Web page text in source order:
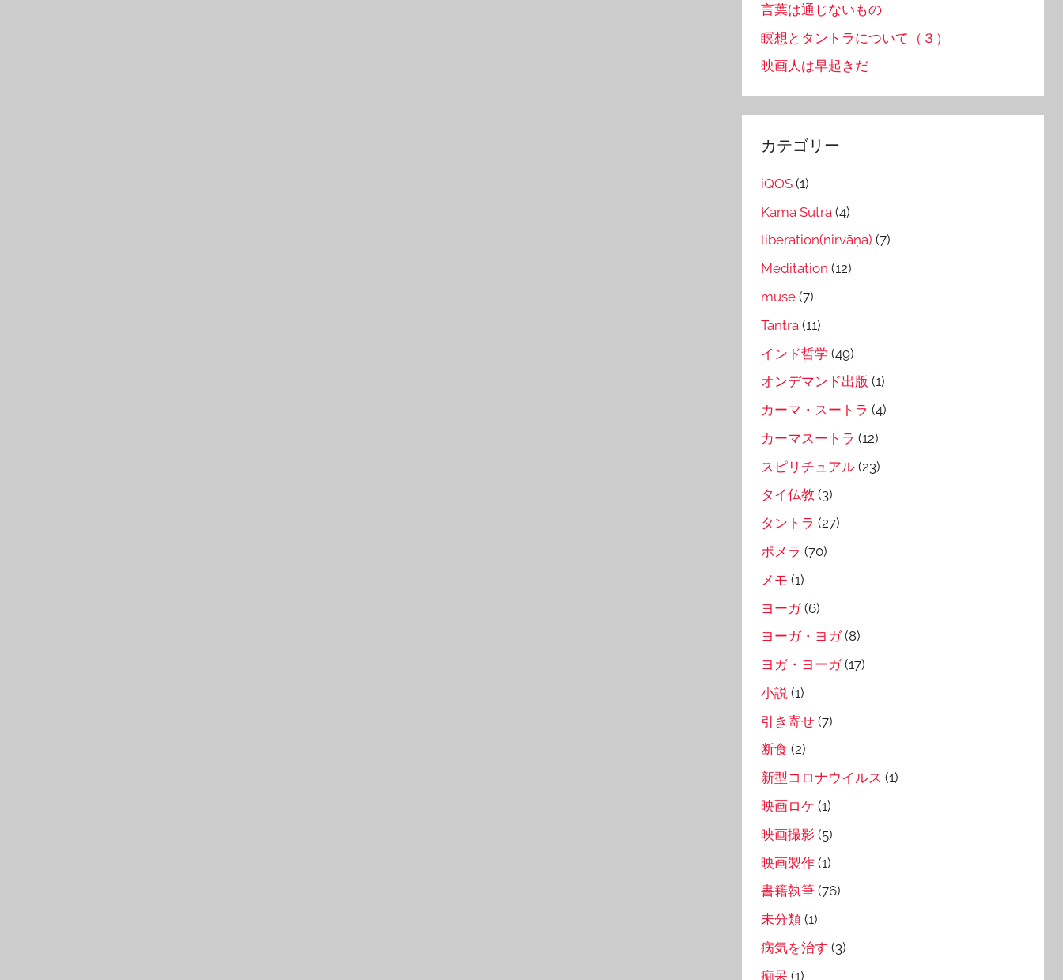
言葉は通じないもの
瞑想とタントラについて（３）
映画人は早起きだ
カテゴリー
iQOS (1)
Kama Sutra (4)
liberation(nirvāṇa) (7)
Meditation (12)
muse (7)
Tantra (11)
インド哲学 (49)
オンデマンド出版 (1)
カーマ・スートラ (4)
カーマスートラ (12)
スピリチュアル (23)
タイ仏教 (3)
タントラ (27)
ポメラ (70)
メモ (1)
ヨーガ(6)
ヨーガ・ヨガ(8)
ヨガ・ヨーガ(17)
小説 (1)
引き寄せ (7)
断食 (2)
新型コロナウイルス (1)
映画ロケ (1)
映画撮影 (5)
映画製作 (1)
書籍執筆 (76)
未分類 (1)
病気を治す (3)
痴呆 (1)